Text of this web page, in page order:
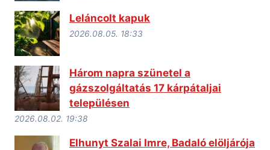
Leláncolt kapuk
2026.08.05. 18:33
Három napra szünetel a
gázszolgáltatás 17 kárpátaljai
településen
2026.08.02. 19:38
Elhunyt Szalai Imre, Badaló elöljárója